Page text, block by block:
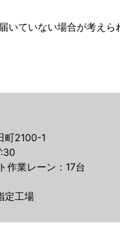
いていない場合が考えら
町2100-1
業レーン：17台
定工場